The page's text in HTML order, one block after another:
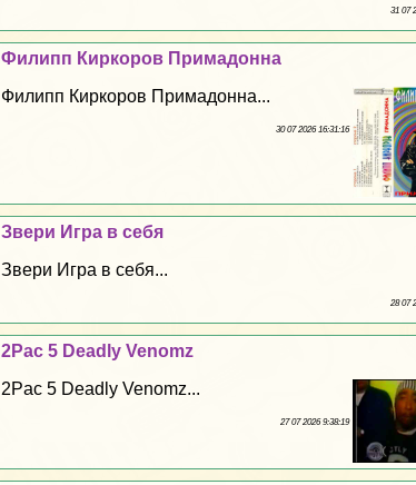
31 07
Филипп Киркоров Примадонна
Филипп Киркоров Примадонна...
30 07 2026 16:31:16
Звери Игра в себя
Звери Игра в себя...
28 07
2Pac 5 Deadly Venomz
2Pac 5 Deadly Venomz...
27 07 2026 9:38:19